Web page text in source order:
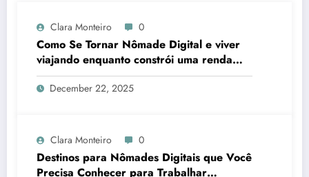
Clara Monteiro 0
Como Se Tornar Nômade Digital e viver
viajando enquanto constrói uma renda
online estável
December 22, 2025
Clara Monteiro 0
Destinos para Nômades Digitais que Você
Precisa Conhecer para Trabalhar